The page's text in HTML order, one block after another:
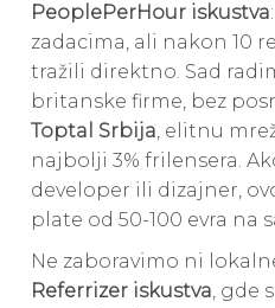
PeoplePerHour iskustva
zadacima, ali nakon 10
tražili direktno. Sad
britanske firme, bez
Toptal Srbija, elitnu
najbolji 3% frilensera.
developer ili dizajner,
plate od 50-100 evra na
Ne zaboravimo ni
Referrizer iskustva, gde